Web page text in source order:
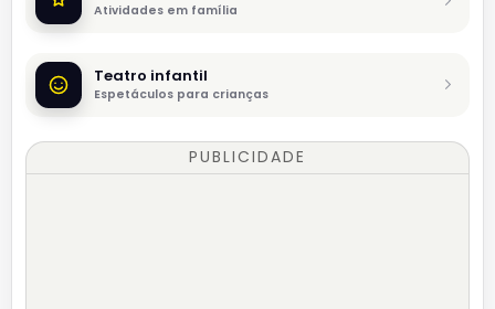
Atividades em família
Teatro infantil
Espetáculos para crianças
PUBLICIDADE